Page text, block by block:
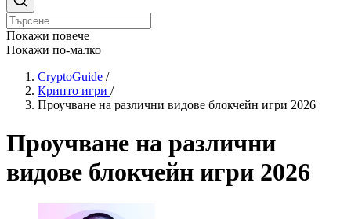
Покажи повече
Покажи по-малко
CryptoGuide /
Крипто игри /
Проучване на различни видове блокчейн игри 2026
Проучване на различни
видове блокчейн игри 2026